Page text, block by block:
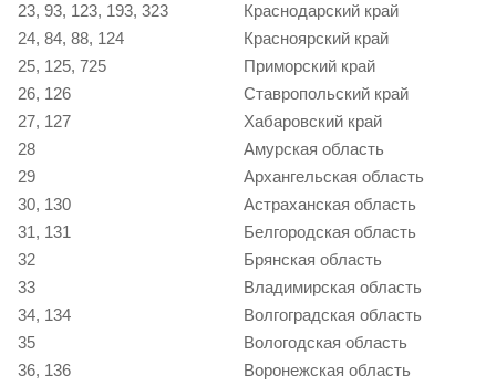
23, 93, 123, 193, 323
Краснодарский край
24, 84, 88, 124
Красноярский край
25, 125, 725
Приморский край
26, 126
Ставропольский край
27, 127
Хабаровский край
28
Амурская область
29
Архангельская область
30, 130
Астраханская область
31, 131
Белгородская область
32
Брянская область
33
Владимирская область
34, 134
Волгоградская область
35
Вологодская область
36, 136
Воронежская область